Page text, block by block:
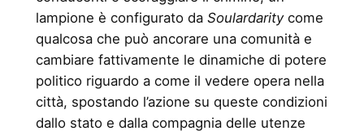
lampione è configurato da Soulardaritycome
qualcosa che può ancorare una comunità e
cambiare fattivamente le dinamiche di potere
politico riguardo a come il vedere opera nella
città, spostando l’azione su queste condizioni
dallo stato e dalla compagnia delle utenze